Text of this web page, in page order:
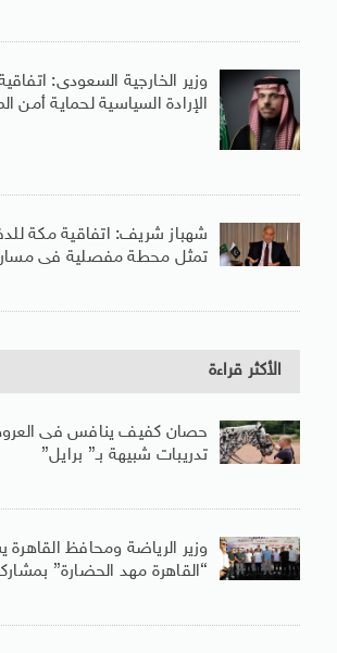
وزير الخارجية السعودى:
الإرادة السياسية لحماية أمن
شهباز شريف: اتفاقية مكة
تمثل محطة مفصلية فى مسار
الأكثر قراءة
حصان كفيف ينافس فى
تدريبات شبيهة بـ” برايل”
وزير الرياضة ومحافظ القاهرة
“القاهرة مهد الحضارة” بمشاركة 7000